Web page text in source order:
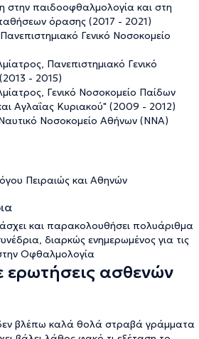
στην παιδοοφθαλμολογία και στη
όρασης (2017 - 2021)
Γενικό Νοσοκομείο
Πανεπιστημιακό Γενικό
- 2015)
Γενικό Νοσοκομείο Παίδων
Αγλαΐας Κυριακού" (2009 - 2012)
Νοσοκομείο Αθήνων (NΝΑ)
Πειραιώς και Αθηνών
και παρακολουθήσει πολυάριθμα
διαρκώς ενημερωμένος για τις
στην Οφθαλμολογία
ερωτήσεις ασθενών
βλέπω καλά θολά στραβά γράμματα